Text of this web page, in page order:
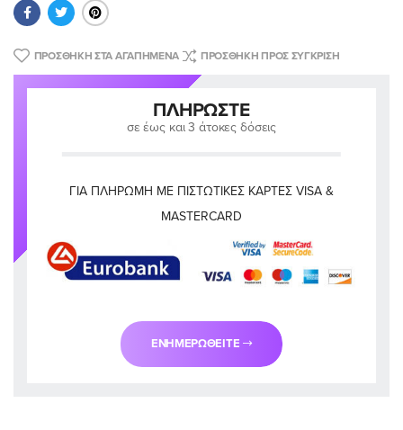
ΠΡΟΣΘΉΚΗ ΣΤΑ ΑΓΑΠΗΜΈΝΑ ΠΡΟΣΘΉΚΗ ΠΡΟΣ ΣΎΓΚΡΙΣΗ
ΠΛΗΡΏΣΤΕ
σε έως και 3 άτοκες δόσεις
ΓΙΑ ΠΛΗΡΩΜΉ ΜΕ ΠΙΣΤΩΤΙΚΈΣ ΚΆΡΤΕΣ VISA &
MASTERCARD
ΕΝΗΜΕΡΩΘΕΊΤΕ